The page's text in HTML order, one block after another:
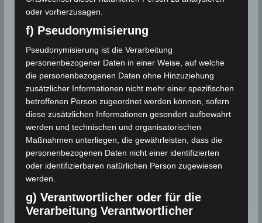
Jahrtausenden – hat der antarktische Eisschild das
Potenzial, den Meeresspiegel um mehrere zehn
Meter anzuheben. “Was wir mit Sicherheit wissen ist,
dass das Verbrennen von Kohle, Öl und Gas die
Risiken für die Küstenmetropolen von New York bis
nach Mumbai, Hamburg oder Shanghai weiter in die
Höhe treibt”, erklärt Levermann.
Titelbild: Symbolfoto Marabout Sidi Hacheni, Djerba.
APAL
Quelle:
oder vorherzusagen.
f) Pseudonymisierung
Pseudonymisierung ist die Verarbeitung
personenbezogener Daten in einer Weise, auf welche
die personenbezogenen Daten ohne Hinzuziehung
zusätzlicher Informationen nicht mehr einer spezifischen
betroffenen Person zugeordnet werden können, sofern
diese zusätzlichen Informationen gesondert aufbewahrt
werden und technischen und organisatorischen
Maßnahmen unterliegen, die gewährleisten, dass die
personenbezogenen Daten nicht einer identifizierten
oder identifizierbaren natürlichen Person zugewiesen
werden.
g) Verantwortlicher oder für die
Verarbeitung Verantwortlicher